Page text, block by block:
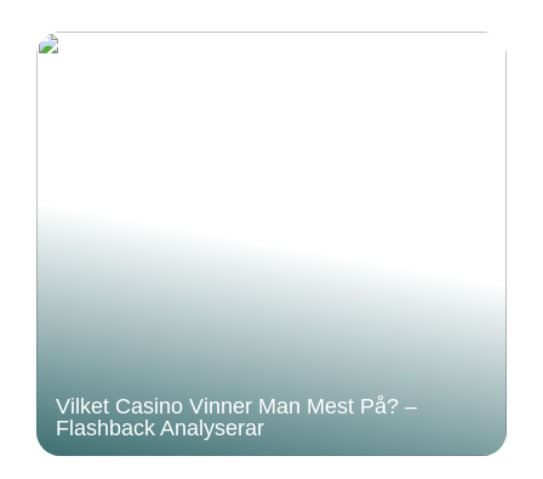
Vilket Casino Vinner Man Mest På? –
Flashback Analyserar